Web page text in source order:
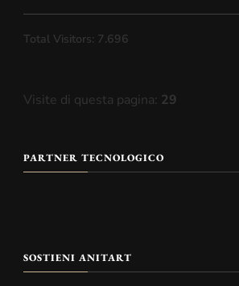
Total Visitors: 7.696
Visite di questa pagina: 29
PARTNER TECNOLOGICO
SOSTIENI ANITART